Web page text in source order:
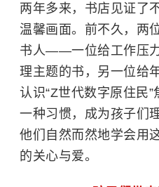
两年多来，书店见证了
温馨画面。前不久，两
书人——一位给工作压
理主题的书，另一位给
认识“Z世代数字原住民”
一种习惯，成为孩子们
他们自然而然地学会用
的关心与爱。